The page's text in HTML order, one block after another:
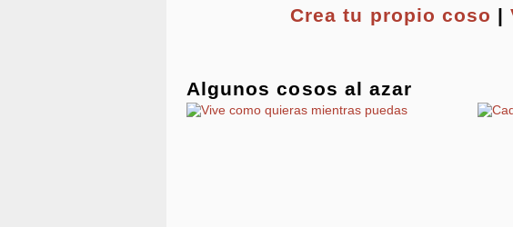
Crea tu propio coso |
Algunos cosos al azar